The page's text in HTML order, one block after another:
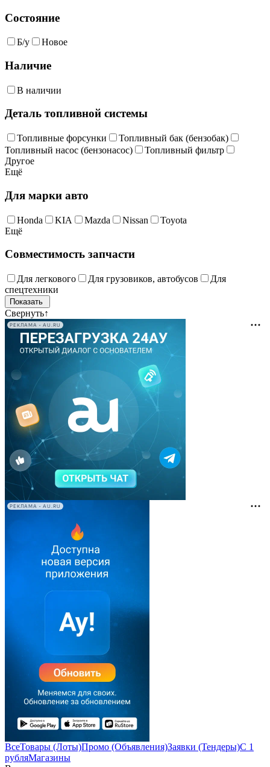
Состояние
Б/у Новое
Наличие
В наличии
Деталь топливной системы
Топливные форсунки
Топливный бак (бензобак)
Топливный насос (бензонасос)
Топливный фильтр
Другое
Ещё
Для марки авто
Honda KIA Mazda Nissan
Toyota
Ещё
Совместимость запчасти
Для легкового Для грузовиков, автобусов
Для
спецтехники
Свернуть↑
РЕКЛАМА • AU.RU
РЕКЛАМА • AU.RU
ВсеТовары (Лоты)Промо (Объявления)Заявки (Тендеры)С 1
рубляМагазины